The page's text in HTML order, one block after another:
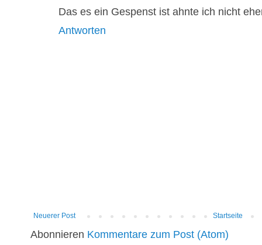
Das es ein Gespenst ist ahnte ich nicht
Antworten
Neuerer Post Startseite
Abonnieren Kommentare zum Post (Atom)